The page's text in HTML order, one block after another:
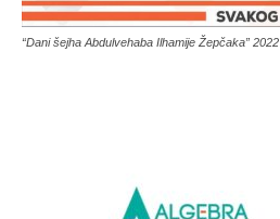
“Dani šejha Abdulvehaba Ilhamije Žepčaka” 2022